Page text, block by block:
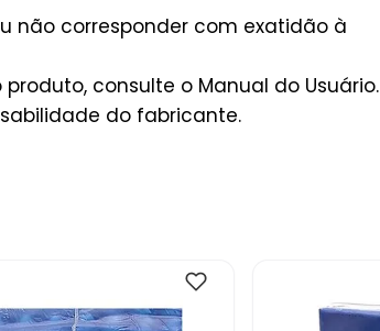
não corresponder com exatidão à
consulte o Manual do Usuário.
do fabricante.